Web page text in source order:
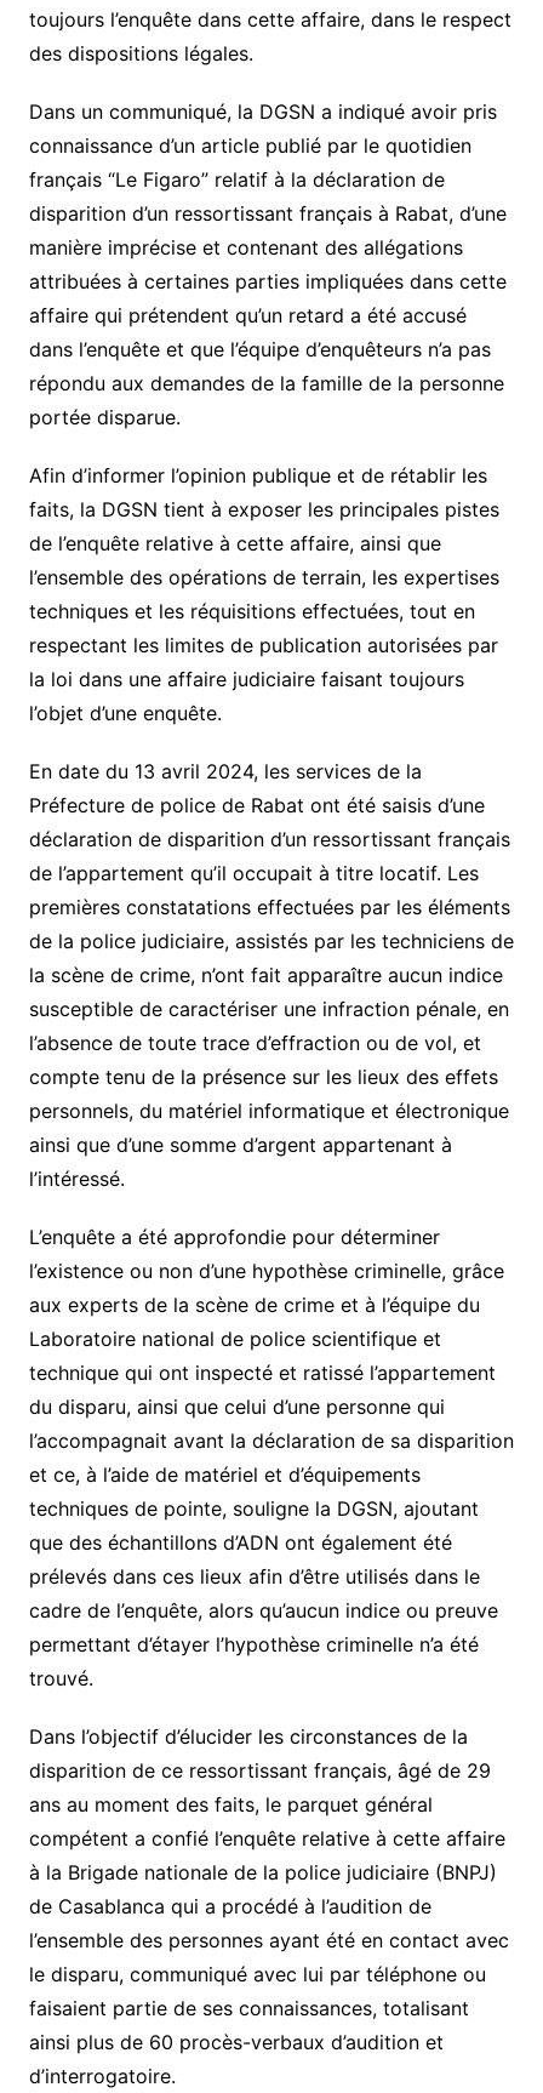
toujours l’enquête dans cette affaire, dans le respect
des dispositions légales.
Dans un communiqué, la DGSN a indiqué avoir pris
connaissance d’un article publié par le quotidien
français “Le Figaro” relatif à la déclaration de
disparition d’un ressortissant français à Rabat, d’une
manière imprécise et contenant des allégations
attribuées à certaines parties impliquées dans cette
affaire qui prétendent qu’un retard a été accusé
dans l’enquête et que l’équipe d’enquêteurs n’a pas
répondu aux demandes de la famille de la personne
portée disparue.
Afin d’informer l’opinion publique et de rétablir les
faits, la DGSN tient à exposer les principales pistes
de l’enquête relative à cette affaire, ainsi que
l’ensemble des opérations de terrain, les expertises
techniques et les réquisitions effectuées, tout en
respectant les limites de publication autorisées par
la loi dans une affaire judiciaire faisant toujours
l’objet d’une enquête.
En date du 13 avril 2024, les services de la
Préfecture de police de Rabat ont été saisis d’une
déclaration de disparition d’un ressortissant français
de l’appartement qu’il occupait à titre locatif. Les
premières constatations effectuées par les éléments
de la police judiciaire, assistés par les techniciens de
la scène de crime, n’ont fait apparaître aucun indice
susceptible de caractériser une infraction pénale, en
l’absence de toute trace d’effraction ou de vol, et
compte tenu de la présence sur les lieux des effets
personnels, du matériel informatique et électronique
ainsi que d’une somme d’argent appartenant à
l’intéressé.
L’enquête a été approfondie pour déterminer
l’existence ou non d’une hypothèse criminelle, grâce
aux experts de la scène de crime et à l’équipe du
Laboratoire national de police scientifique et
technique qui ont inspecté et ratissé l’appartement
du disparu, ainsi que celui d’une personne qui
l’accompagnait avant la déclaration de sa disparition
et ce, à l’aide de matériel et d’équipements
techniques de pointe, souligne la DGSN, ajoutant
que des échantillons d’ADN ont également été
prélevés dans ces lieux afin d’être utilisés dans le
cadre de l’enquête, alors qu’aucun indice ou preuve
permettant d’étayer l’hypothèse criminelle n’a été
trouvé.
Dans l’objectif d’élucider les circonstances de la
disparition de ce ressortissant français, âgé de 29
ans au moment des faits, le parquet général
compétent a confié l’enquête relative à cette affaire
à la Brigade nationale de la police judiciaire (BNPJ)
de Casablanca qui a procédé à l’audition de
l’ensemble des personnes ayant été en contact avec
le disparu, communiqué avec lui par téléphone ou
faisaient partie de ses connaissances, totalisant
ainsi plus de 60 procès-verbaux d’audition et
d’interrogatoire.